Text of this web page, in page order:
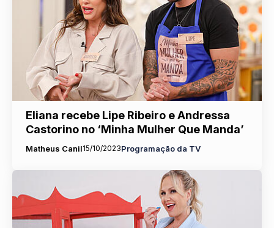
Eliana recebe Lipe Ribeiro e Andressa
Castorino no ‘Minha Mulher Que Manda’
Matheus Canil15/10/2023Programação da TV